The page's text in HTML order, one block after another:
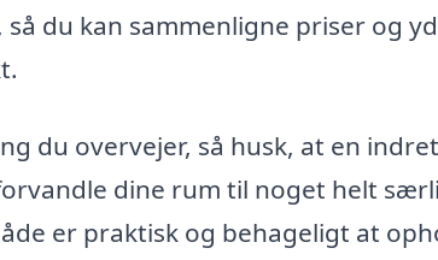
du kan sammenligne priser og
du overvejer, så husk, at en
dine rum til noget helt
er praktisk og behageligt at